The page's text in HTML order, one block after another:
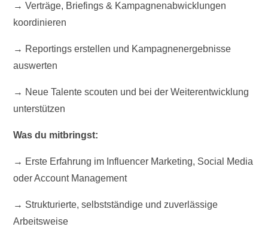
→ Verträge, Briefings & Kampagnenabwicklungen
koordinieren
→ Reportings erstellen und Kampagnenergebnisse
auswerten
→ Neue Talente scouten und bei der Weiterentwicklung
unterstützen
Was du mitbringst:
→ Erste Erfahrung im Influencer Marketing, Social Media
oder Account Management
→ Strukturierte, selbstständige und zuverlässige
Arbeitsweise